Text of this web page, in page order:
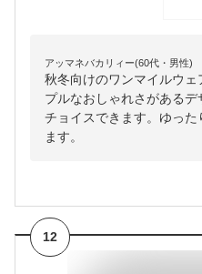
アッマネバカリィー(60代・男性)
秋冬向けのワンマイルウ
プルなおしゃれさがある
チョイスできます。ゆった
ます。
12